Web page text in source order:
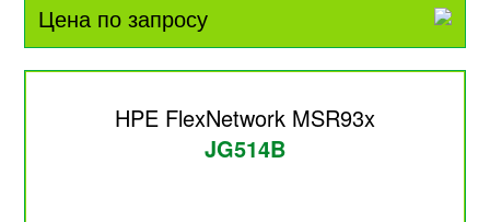
Цена по запросу
HPE FlexNetwork MSR93x
JG514B